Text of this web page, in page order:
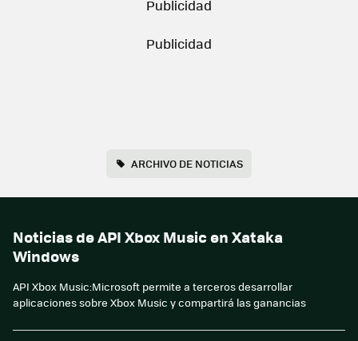
ARCHIVO DE NOTICIAS
Noticias de API Xbox Music en Xataka
Windows
API Xbox Music:Microsoft permite a terceros desarrollar
aplicaciones sobre Xbox Music y compartirá las ganancias